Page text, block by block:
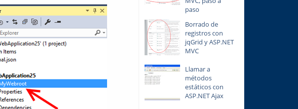
paso
Borrado de
registros con
jqGrid y ASP.NET
MVC
Llamar a
métodos
estáticos con
ASP.NET Ajax